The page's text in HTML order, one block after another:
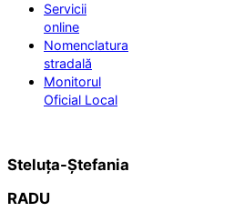
Servicii
online
Nomenclatura
stradală
Monitorul
Oficial Local
Steluța-Ștefania
RADU